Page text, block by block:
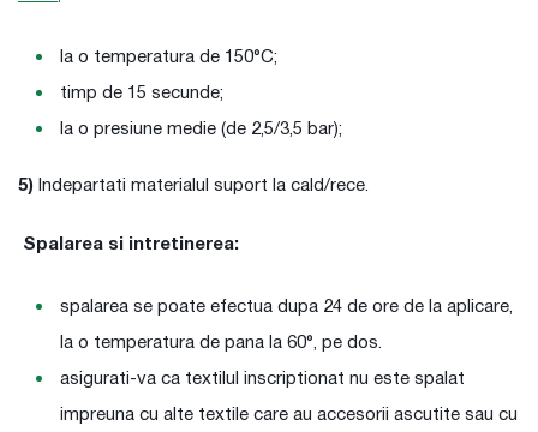
la o temperatura de 150°C;
timp de 15 secunde;
la o presiune medie (de 2,5/3,5 bar);
5) Indepartati materialul suport la cald/rece.
Spalarea si intretinerea:
spalarea se poate efectua dupa 24 de ore de la aplicare,
la o temperatura de pana la 60°, pe dos.
asigurati-va ca textilul inscriptionat nu este spalat
impreuna cu alte textile care au accesorii ascutite sau cu